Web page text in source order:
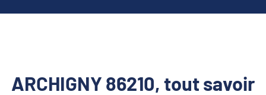
ARCHIGNY 86210, tout savoir